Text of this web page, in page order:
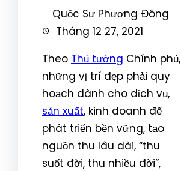
Quốc Sư Phương Đông
Tháng 12 27, 2021
Theo Thủ tướng Chính phủ,
những vị trí đẹp phải quy
hoạch dành cho dịch vụ,
sản xuất, kinh doanh để
phát triển bền vững, tạo
nguồn thu lâu dài, “thu
suốt đời, thu nhiều đời”,